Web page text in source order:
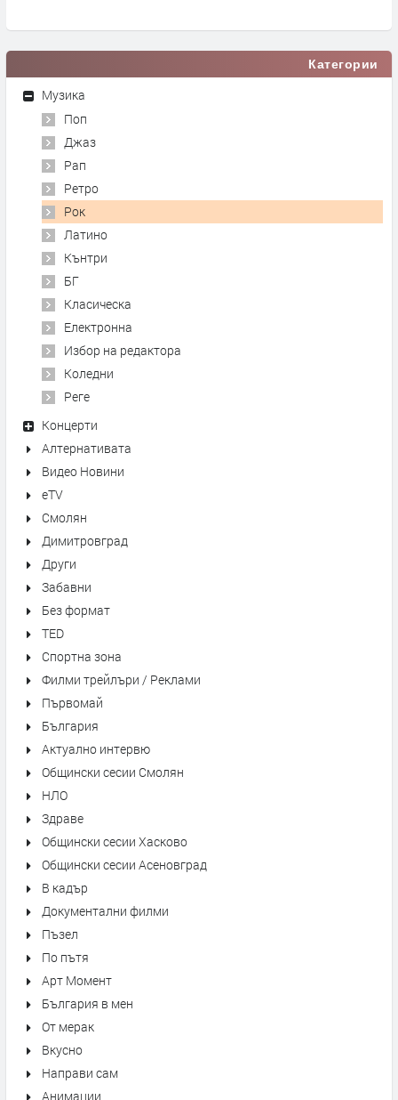
Категории
Музика
Поп
Джаз
Рап
Ретро
Рок
Латино
Кънтри
БГ
Класическа
Електронна
Избор на редактора
Коледни
Реге
Концерти
Алтернативата
Видео Новини
eTV
Смолян
Димитровград
Други
Забавни
Без формат
TED
Спортна зона
Филми трейлъри / Реклами
Първомай
България
Актуално интервю
Общински сесии Смолян
НЛО
Здраве
Общински сесии Хасково
Общински сесии Асеновград
В кадър
Документални филми
Пъзел
По пътя
Арт Момент
България в мен
От мерак
Вкусно
Направи сам
Анимации